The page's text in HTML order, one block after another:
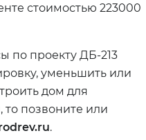
стоимостью 223000
по проекту ДБ-213
уменьшить или
дом для
позвоните или
.